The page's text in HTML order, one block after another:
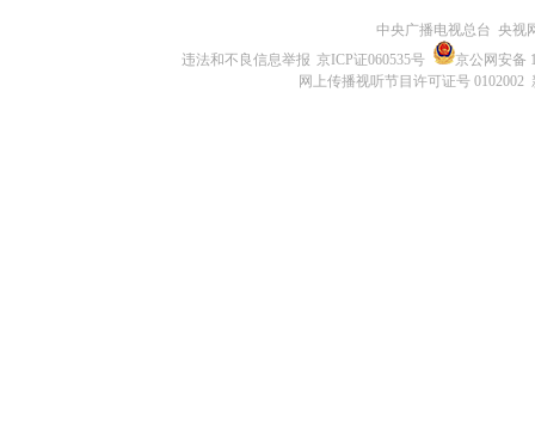
中央广播电视总台 央视
违法和不良信息举报 京ICP证060535号
京公网安备
网上传播视听节目许可证号 0102002